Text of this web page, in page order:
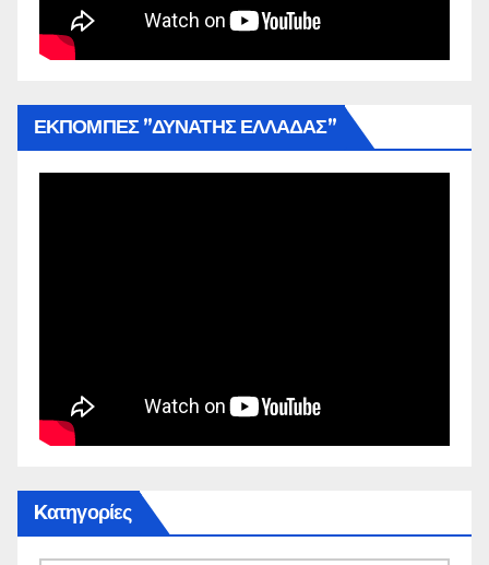
ΕΚΠΟΜΠΕΣ ”ΔΥΝΑΤΗΣ ΕΛΛΑΔΑΣ”
Kατηγορίες